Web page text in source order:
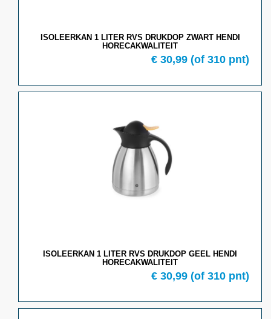
ISOLEERKAN 1 LITER RVS DRUKDOP ZWART HENDI
HORECAKWALITEIT
€ 30,99 (of 310 pnt)
ISOLEERKAN 1 LITER RVS DRUKDOP GEEL HENDI
HORECAKWALITEIT
€ 30,99 (of 310 pnt)